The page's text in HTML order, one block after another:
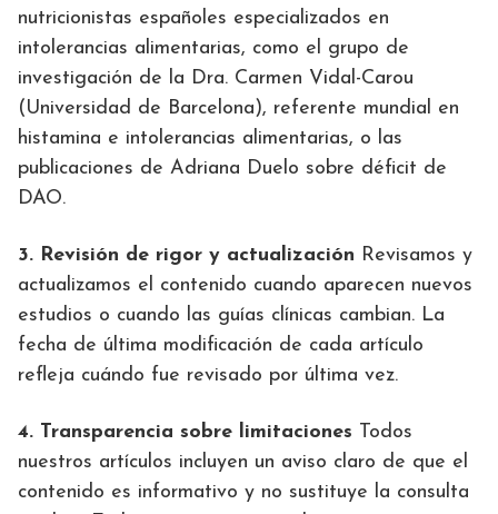
nutricionistas españoles especializados en
intolerancias alimentarias, como el grupo de
investigación de la Dra. Carmen Vidal-Carou
(Universidad de Barcelona), referente mundial en
histamina e intolerancias alimentarias, o las
publicaciones de Adriana Duelo sobre déficit de
DAO.
3. Revisión de rigor y actualización Revisamos y
actualizamos el contenido cuando aparecen nuevos
estudios o cuando las guías clínicas cambian. La
fecha de última modificación de cada artículo
refleja cuándo fue revisado por última vez.
4. Transparencia sobre limitaciones Todos
nuestros artículos incluyen un aviso claro de que el
contenido es informativo y no sustituye la consulta